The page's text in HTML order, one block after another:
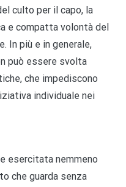
culto per il capo, la
e compatta volontà del
In più e in generale,
può essere svolta
che impediscono
individuale nei
esercitata nemmeno
che guarda senza